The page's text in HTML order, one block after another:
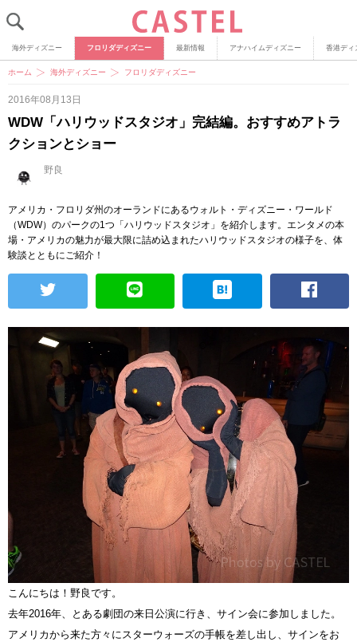
海外ディズニー フロリダディズニー 最新情報 アナハイムディズニー 香港ディ
ホーム 海外ディズニー フロリダディズニー
2016年08月13日
WDW「ハリウッドスタジオ」完結編。おすすめアトラ
クションとショー
野良
アメリカ・フロリダ州のオーランドにあるウォルト・ディズニー・ワールド
（WDW）のパークの1つ「ハリウッドスタジオ」を紹介します。エンタメの本
場・アメリカの魅力が最大限に詰め込まれたハリウッドスタジオの様子を、体
験談とともにご紹介！
こんにちは！野良です。
去年2016年、とある劇団の来日公演に行き、サイン会に参加しました。
アメリカから来た方々にスターウォーズの手帳を差し出し、サインをお